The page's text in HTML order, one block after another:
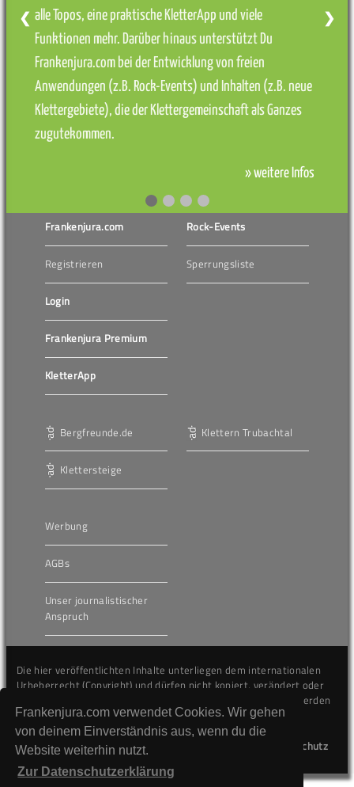
Frankenjura.com verwendet Cookies. Wir gehen
von deinem Einverständnis aus, wenn du die
Website weiterhin nutzt.
Zur Datenschutzerklärung
alle Topos, eine praktische KletterApp und viele
Funktionen mehr. Darüber hinaus unterstützt Du
Frankenjura.com bei der Entwicklung von freien
Anwendungen (z.B. Rock-Events) und Inhalten (z.B. neue
Klettergebiete), die der Klettergemeinschaft als Ganzes
zugutekommen.
» weitere Infos
❮ ❯
Frankenjura.com
Registrieren
Login
Frankenjura Premium
KletterApp
Rock-Events
Sperrungsliste
Bergfreunde.de
Klettersteige
Klettern Trubachtal
Werbung
AGBs
Unser journalistischer
Anspruch
Die hier veröffentlichten Inhalte unterliegen dem internationalen
Urheberrecht (Copyright) und dürfen nicht kopiert, verändert oder
unverändert wiederveröffentlicht werden. Gegen Verstöße werden
wir auf juristischem Wege vorgehen.
Datenschutz